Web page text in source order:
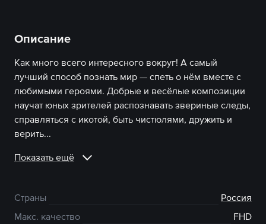
Описание
Как много всего интересного вокруг! А самый
лучший способ познать мир — спеть о нём вместе с
любимыми героями. Добрые и весёлые композиции
научат юных зрителей распознавать звериные следы,
справляться с икотой, быть чистюлями, дружить и
верить...
Показать ещё
Страны
Россия
Макс. качество
FHD